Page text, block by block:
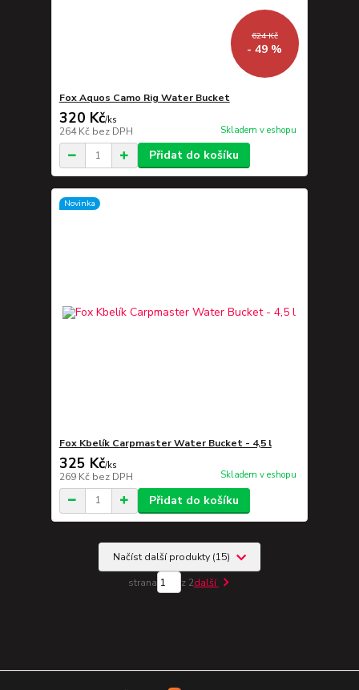
624 Kč
- 49 %
Fox Aquos Camo Rig Water Bucket
320 Kč/ks
264 Kč bez DPH Skladem v eshopu
Přidat do košíku
Novinka
Fox Kbelík Carpmaster Water Bucket - 4,5 l
325 Kč/ks
269 Kč bez DPH Skladem v eshopu
Přidat do košíku
Načíst další produkty (15)
strana z 2další